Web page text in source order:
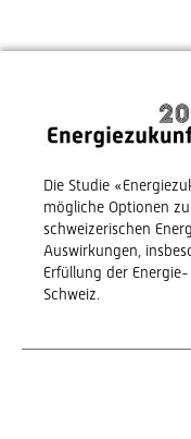
Die Studie
mögliche Optionen
schweizerischen
Auswirkungen,
Erfüllung der
Schweiz.